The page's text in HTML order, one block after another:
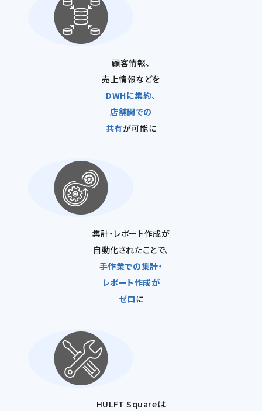
顧客情報、
売上情報などを
DWHに集約、
店舗間での
共有が可能に
集計・レポート作成が
自動化されたことで、
手作業での集計・
レポート作成が
ゼロに
HULFT Squareは